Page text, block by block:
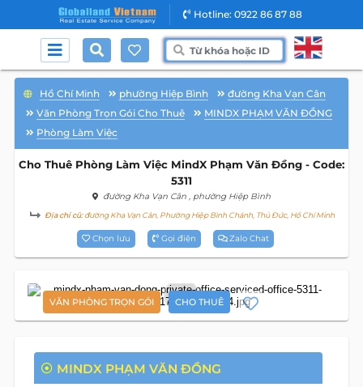
Hotline: 0922 86 87 88
Hồ Chí Minh phường Hiệp Bình
đường Kha Vạn Cân
Văn Phòng Trọn Gói Cho Thuê
MINDX PHẠM VĂN ĐỒNG
Phòng Làm Việc
Cho Thuê Phòng Làm Việc MindX Phạm Văn Đồng - Code:
5311
đường Kha Vạn Cân , phường Hiệp Bình
Địa chỉ cũ:đường Kha Vạn Cân, Phường Hiệp Bình Chánh, Thủ Đức, Hồ Chí Minh
Chọn lưu Gọi điện Zalo Chat
VĂN PHÒNG TRỌN GÓI CHO THUÊ
2
MINDX PHẠM VĂN ĐỒNG